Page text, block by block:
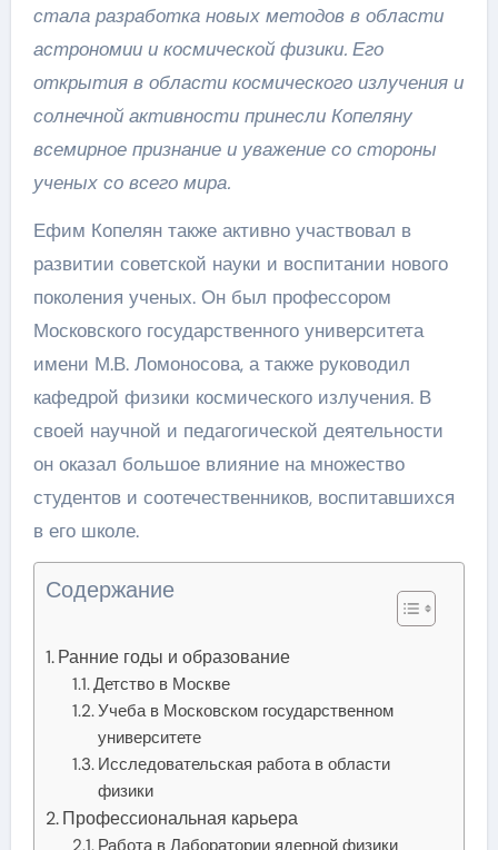
стала разработка новых методов в области
астрономии и космической физики. Его
открытия в области космического излучения и
солнечной активности принесли Копеляну
всемирное признание и уважение со стороны
ученых со всего мира.
Ефим Копелян также активно участвовал в
развитии советской науки и воспитании нового
поколения ученых. Он был профессором
Московского государственного университета
имени М.В. Ломоносова, а также руководил
кафедрой физики космического излучения. В
своей научной и педагогической деятельности
он оказал большое влияние на множество
студентов и соотечественников, воспитавшихся
в его школе.
Содержание
Ранние годы и образование
Детство в Москве
Учеба в Московском государственном
университете
Исследовательская работа в области
физики
Профессиональная карьера
Работа в Лаборатории ядерной физики